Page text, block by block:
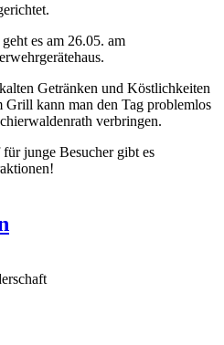
es am 26.05. am
Getränken und Köstlichkeiten
Grill kann man den Tag problemlos
verbringen.
junge Besucher gibt es